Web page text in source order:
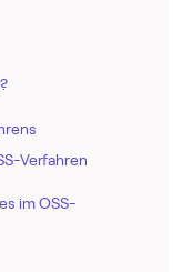
Verfahren
im OSS-